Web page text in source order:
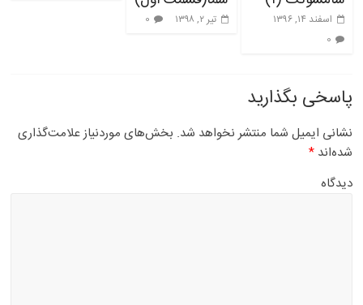
اسفند ۱۴, ۱۳۹۶
0
تیر ۲, ۱۳۹۸ 0
پاسخی بگذارید
نشانی ایمیل شما منتشر نخواهد شد. بخش‌های موردنیاز علامت‌گذاری
شده‌اند*
دیدگاه